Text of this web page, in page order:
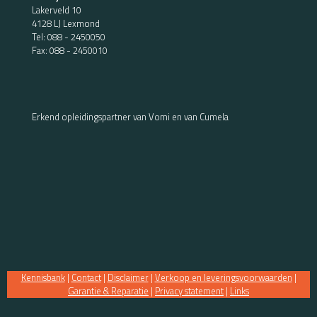
Lakerveld 10
4128 LJ Lexmond
Tel: 088 - 2450050
Fax: 088 - 2450010
Erkend opleidingspartner van Vomi en van Cumela
Kennisbank| Contact| Disclaimer| Verkoop en leveringsvoorwaarden |
Garantie & Reparatie | Privacy statement | Links